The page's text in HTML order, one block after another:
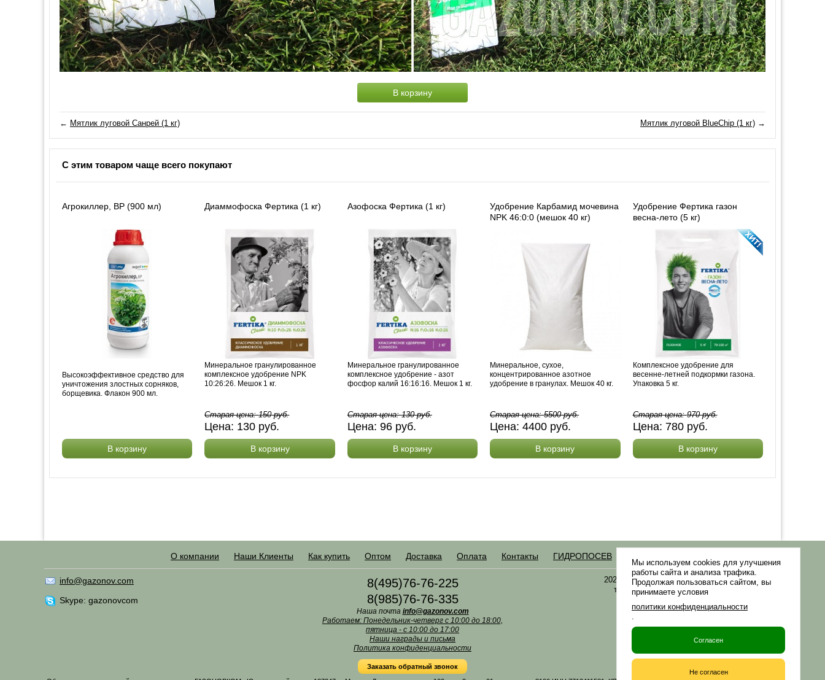
В корзину
← Мятлик луговой Санрей (1 кг) Мятлик луговой BlueChip (1 кг) →
С этим товаром чаще всего покупают
Агрокиллер, ВР (900 мл)
Высокоэффективное средство для
уничтожения злостных сорняков,
борщевика. Флакон 900 мл.
В корзину
Диаммофоска Фертика (1 кг)
Минеральное гранулированное
комплексное удобрение NPK
10:26:26. Мешок 1 кг.
Старая цена:150руб.
Цена: 130 руб.
В корзину
Азофоска Фертика (1 кг)
Минеральное гранулированное
комплексное удобрение - азот
фосфор калий 16:16:16. Мешок 1 кг.
Старая цена:130руб.
Цена: 96руб.
В корзину
Удобрение Карбамид мочевина
NPK 46:0:0 (мешок 40 кг)
Минеральное, сухое,
концентрированное азотное
удобрение в гранулах. Мешок 40 кг.
Старая цена:5500руб.
Цена:4400 руб.
В корзину
Удобрение Фертика газон
весна-лето (5 кг)
Комплексное удобрение для
весенне-летней подкормки газона.
Упаковка 5 кг.
Старая цена:970руб.
Цена: 780руб.
В корзину
О компании Наши Клиенты Как купить Оптом Доставка Оплата Контакты ГИДРОПОСЕВ
info@gazonov.com
Skype: gazonovcom
2021-2026 © «Газонная трава, семена газонных
трав: выбор удобрения и средства защиты в
8(495)76-76-225
8(985)76-76-335
Наша почта info@gazonov.com
Работаем: Понедельник-четверг с 10:00 до 18:00,
пятница - с 10:00 до 17:00
Наши награды и письма
Политика конфиденциальности
Заказать обратный звонок
Мы используем cookies для улучшения
работы сайта и анализа трафика.
Продолжая пользоваться сайтом, вы
принимаете условия
политики конфиденциальности
.
Согласен
Не согласен